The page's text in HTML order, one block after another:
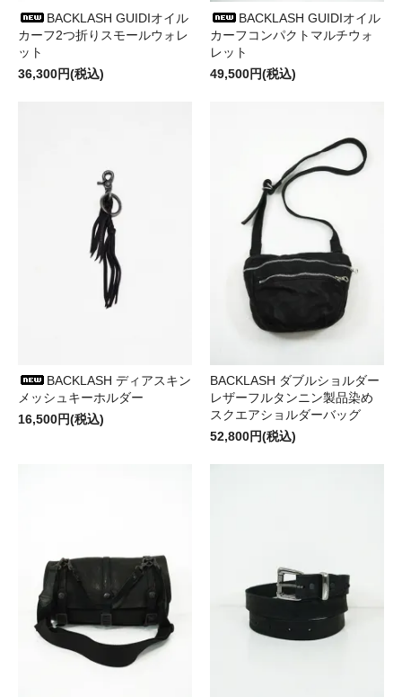
BACKLASH GUIDIオイル
カーフ2つ折りスモールウォレ
ット
36,300円(税込)
BACKLASH GUIDIオイル
カーフコンパクトマルチウォ
レット
49,500円(税込)
BACKLASH ディアスキン
メッシュキーホルダー
16,500円(税込)
BACKLASH ダブルショルダー
レザーフルタンニン製品染め
スクエアショルダーバッグ
52,800円(税込)